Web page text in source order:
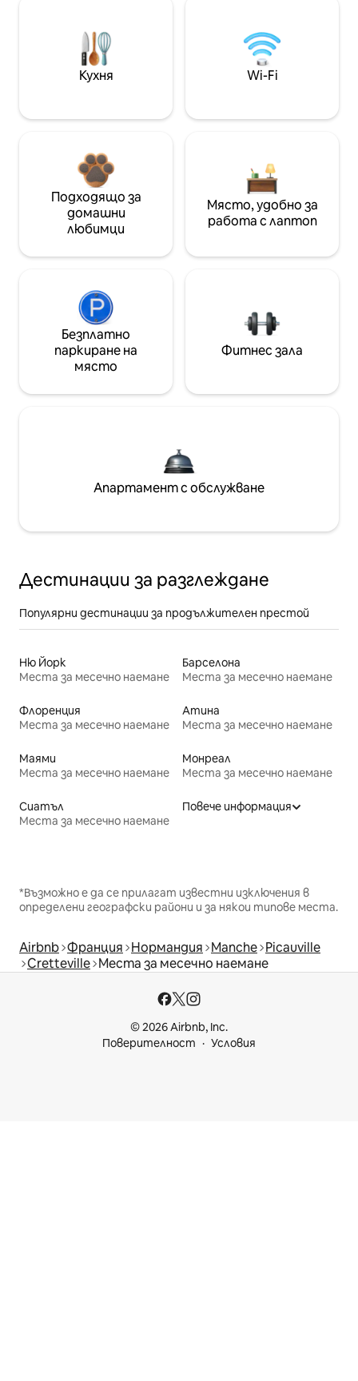
Кухня Wi-Fi
Подходящо за
домашни
любимци
Място, удобно за
работа с лаптоп
Безплатно
паркиране на
място
Фитнес зала
Апартамент с обслужване
Дестинации за разглеждане
Популярни дестинации за продължителен престой
Ню Йорк
Места за месечно наемане
Барселона
Места за месечно наемане
Флоренция
Места за месечно наемане
Атина
Места за месечно наемане
Маями
Места за месечно наемане
Монреал
Места за месечно наемане
Сиатъл
Места за месечно наемане
Повече информация
*Възможно е да се прилагат известни изключения в
определени географски райони и за някои типове места.
Airbnb Франция Нормандия Manche Picauville
Cretteville Места за месечно наемане
© 2026 Airbnb, Inc.
Поверителност
Условия